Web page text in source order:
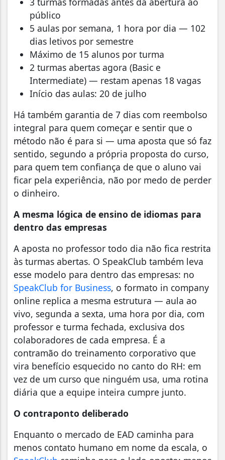
público
5 aulas por semana, 1 hora por dia — 102
dias letivos por semestre
Máximo de 15 alunos por turma
2 turmas abertas agora (Basic e
Intermediate) — restam apenas 18 vagas
Início das aulas: 20 de julho
Há também garantia de 7 dias com reembolso
integral para quem começar e sentir que o
método não é para si — uma aposta que só faz
sentido, segundo a própria proposta do curso,
para quem tem confiança de que o aluno vai
ficar pela experiência, não por medo de perder
o dinheiro.
A mesma lógica de ensino de idiomas para
dentro das empresas
A aposta no professor todo dia não fica restrita
às turmas abertas. O SpeakClub também leva
esse modelo para dentro das empresas: no
SpeakClub for Business, o formato in company
online replica a mesma estrutura — aula ao
vivo, segunda a sexta, uma hora por dia, com
professor e turma fechada, exclusiva dos
colaboradores de cada empresa. É a
contramão do treinamento corporativo que
vira benefício esquecido no canto do RH: em
vez de um curso que ninguém usa, uma rotina
diária que a equipe inteira cumpre junto.
O contraponto deliberado
Enquanto o mercado de EAD caminha para
menos contato humano em nome da escala, o